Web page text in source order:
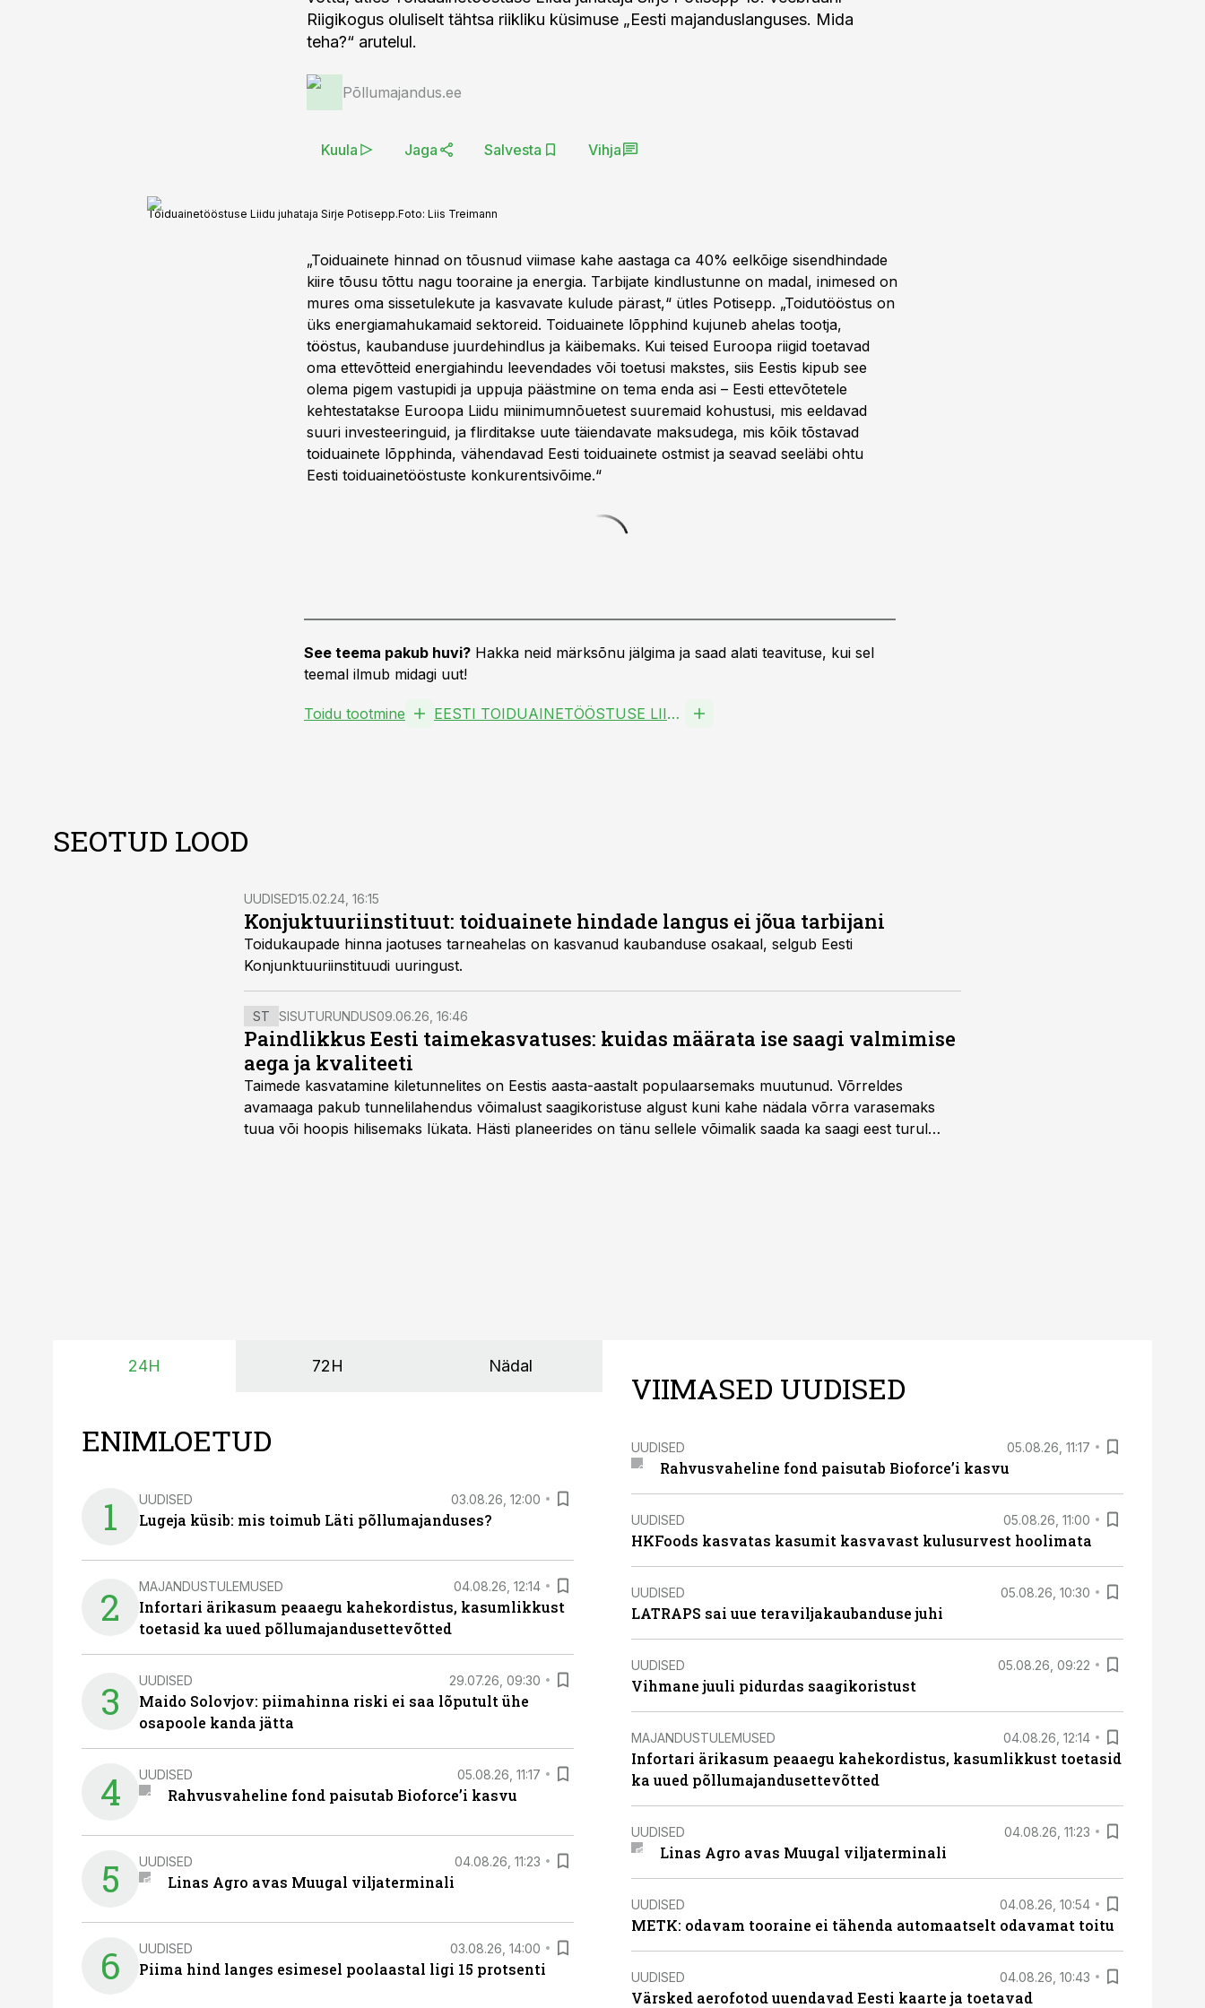
Riigikogus oluliselt tähtsa riikliku küsimuse „Eesti majanduslanguses. Mida
teha?“ arutelul.
Põllumajandus.ee
Kuula Jaga Salvesta Vihja
Toiduainetööstuse Liidu juhataja Sirje Potisepp.Foto: Liis Treimann
„Toiduainete hinnad on tõusnud viimase kahe aastaga ca 40% eelkõige sisendhindade
kiire tõusu tõttu nagu tooraine ja energia. Tarbijate kindlustunne on madal, inimesed on
mures oma sissetulekute ja kasvavate kulude pärast,“ ütles Potisepp. „Toidutööstus on
üks energiamahukamaid sektoreid. Toiduainete lõpphind kujuneb ahelas tootja,
tööstus, kaubanduse juurdehindlus ja käibemaks. Kui teised Euroopa riigid toetavad
oma ettevõtteid energiahindu leevendades või toetusi makstes, siis Eestis kipub see
olema pigem vastupidi ja uppuja päästmine on tema enda asi – Eesti ettevõtetele
kehtestatakse Euroopa Liidu miinimumnõuetest suuremaid kohustusi, mis eeldavad
suuri investeeringuid, ja flirditakse uute täiendavate maksudega, mis kõik tõstavad
toiduainete lõpphinda, vähendavad Eesti toiduainete ostmist ja seavad seeläbi ohtu
Eesti toiduainetööstuste konkurentsivõime.“
See teema pakub huvi? Hakka neid märksõnu jälgima ja saad alati teavituse, kui sel
teemal ilmub midagi uut!
Toidu tootmine EESTI TOIDUAINETÖÖSTUSE LIIT MTÜ
SEOTUD LOOD
UUDISED15.02.24, 16:15
Konjuktuuriinstituut: toiduainete hindade langus ei jõua tarbijani
Toidukaupade hinna jaotuses tarneahelas on kasvanud kaubanduse osakaal, selgub Eesti
Konjunktuuriinstituudi uuringust.
ST SISUTURUNDUS09.06.26, 16:46
Paindlikkus Eesti taimekasvatuses: kuidas määrata ise saagi valmimise
aega ja kvaliteeti
Taimede kasvatamine kiletunnelites on Eestis aasta-aastalt populaarsemaks muutunud. Võrreldes
avamaaga pakub tunnelilahendus võimalust saagikoristuse algust kuni kahe nädala võrra varasemaks
tuua või hoopis hilisemaks lükata. Hästi planeerides on tänu sellele võimalik saada ka saagi eest turul
24H 72H Nädal
ENIMLOETUD
1 UUDISED 03.08.26, 12:00
Lugeja küsib: mis toimub Läti põllumajanduses?
2 MAJANDUSTULEMUSED 04.08.26, 12:14
Infortari ärikasum peaaegu kahekordistus, kasumlikkust
toetasid ka uued põllumajandusettevõtted
3 UUDISED 29.07.26, 09:30
Maido Solovjov: piimahinna riski ei saa lõputult ühe
osapoole kanda jätta
4 UUDISED 05.08.26, 11:17
Rahvusvaheline fond paisutab Bioforce’i kasvu
5 UUDISED 04.08.26, 11:23
Linas Agro avas Muugal viljaterminali
6 UUDISED 03.08.26, 14:00
Piima hind langes esimesel poolaastal ligi 15 protsenti
VIIMASED UUDISED
UUDISED 05.08.26, 11:17
Rahvusvaheline fond paisutab Bioforce’i kasvu
UUDISED 05.08.26, 11:00
HKFoods kasvatas kasumit kasvavast kulusurvest hoolimata
UUDISED 05.08.26, 10:30
LATRAPS sai uue teraviljakaubanduse juhi
UUDISED 05.08.26, 09:22
Vihmane juuli pidurdas saagikoristust
MAJANDUSTULEMUSED 04.08.26, 12:14
Infortari ärikasum peaaegu kahekordistus, kasumlikkust toetasid
ka uued põllumajandusettevõtted
UUDISED 04.08.26, 11:23
Linas Agro avas Muugal viljaterminali
UUDISED 04.08.26, 10:54
METK: odavam tooraine ei tähenda automaatselt odavamat toitu
UUDISED 04.08.26, 10:43
Värsked aerofotod uuendavad Eesti kaarte ja toetavad